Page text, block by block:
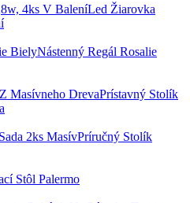
Led Žiarovka
Nástenný Regál Rosalie
Prístavný Stolík
Príručný Stolík
Stôl Palermo